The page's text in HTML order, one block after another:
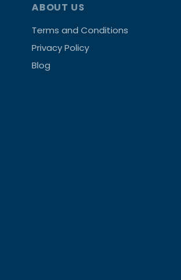
ABOUT US
Terms and Conditions
Privacy Policy
Blog